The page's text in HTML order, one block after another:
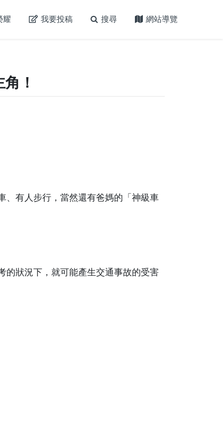
耀 我要投稿 搜尋 網站導覽
！
、有人步行，當然還有爸媽的「神級車
的狀況下，就可能產生交通事故的受害